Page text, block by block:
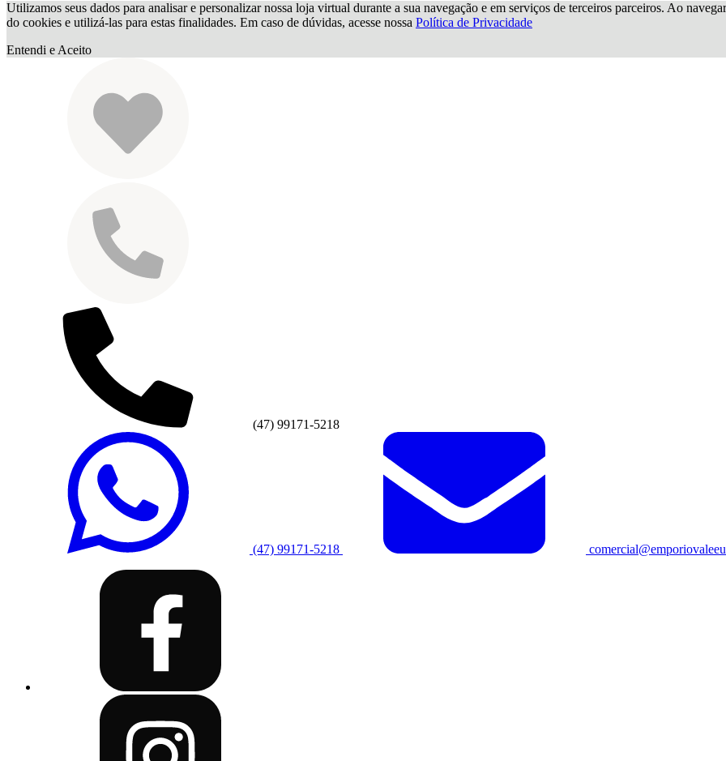
Utilizamos seus dados para analisar e personalizar nossa loja virtual durante a sua navegação e em serviços de terceiros parceiros. Ao
do cookies e utilizá-las para estas finalidades. Em caso de dúvidas, acesse nossa Política de Privacidade
Entendi e Aceito
(47) 99171-5218
(47) 99171-5218